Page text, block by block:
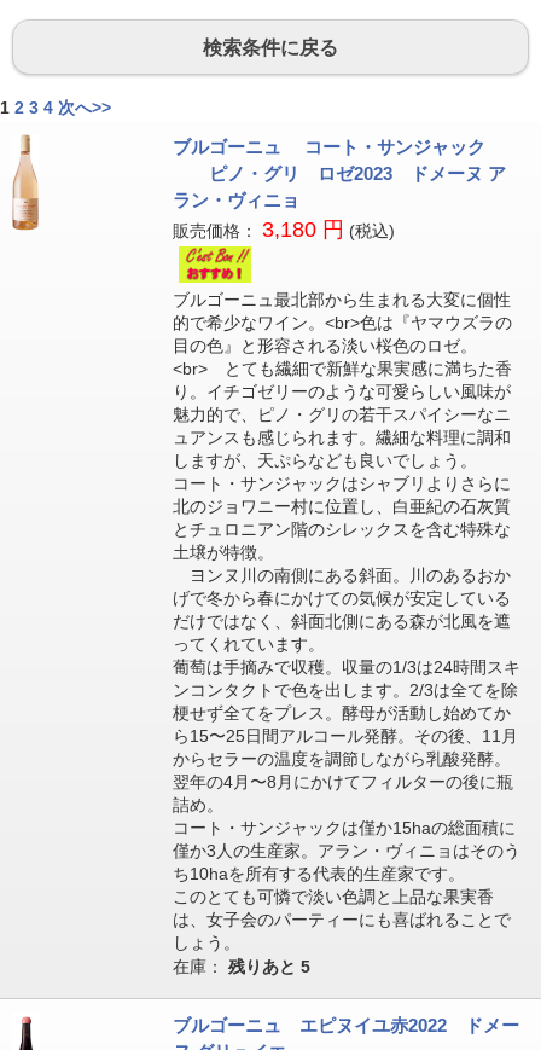
検索条件に戻る
1 2 3 4 次へ>>
ブルゴーニュ コート・サンジャック
ピノ・グリ ロゼ2023 ドメーヌ ア
ラン・ヴィニョ
販売価格： 3,180 円 (税込)
ブルゴーニュ最北部から生まれる大変に個性
的で希少なワイン。<br>色は『ヤマウズラの
目の色』と形容される淡い桜色のロゼ。
<br> とても繊細で新鮮な果実感に満ちた香
り。イチゴゼリーのような可愛らしい風味が
魅力的で、ピノ・グリの若干スパイシーなニ
ュアンスも感じられます。繊細な料理に調和
しますが、天ぷらなども良いでしょう。
コート・サンジャックはシャブリよりさらに
北のジョワニー村に位置し、白亜紀の石灰質
とチュロニアン階のシレックスを含む特殊な
土壌が特徴。
ヨンヌ川の南側にある斜面。川のあるおか
げで冬から春にかけての気候が安定している
だけではなく、斜面北側にある森が北風を遮
ってくれています。
葡萄は手摘みで収穫。収量の1/3は24時間スキ
ンコンタクトで色を出します。2/3は全てを除
梗せず全てをプレス。酵母が活動し始めてか
ら15〜25日間アルコール発酵。その後、11月
からセラーの温度を調節しながら乳酸発酵。
翌年の4月〜8月にかけてフィルターの後に瓶
詰め。
コート・サンジャックは僅か15haの総面積に
僅か3人の生産家。アラン・ヴィニョはそのう
ち10haを所有する代表的生産家です。
このとても可憐で淡い色調と上品な果実香
は、女子会のパーティーにも喜ばれることで
しょう。
在庫： 残りあと 5
ブルゴーニュ エピヌイユ赤2022 ドメー